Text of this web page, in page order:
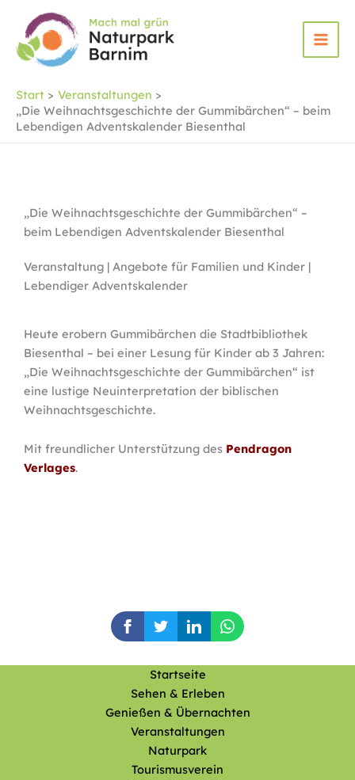
Inhalt
springen
Start
Veranstaltungen
„Die Weihnachtsgeschichte der Gummibärchen“ – beim
Lebendigen Adventskalender Biesenthal
„Die Weihnachtsgeschichte der Gummibärchen“ –
beim Lebendigen Adventskalender Biesenthal
Veranstaltung | Angebote für Familien und Kinder |
Lebendiger Adventskalender
Heute erobern Gummibärchen die Stadtbibliothek
Biesenthal – bei einer Lesung für Kinder ab 3 Jahren:
„Die Weihnachtsgeschichte der Gummibärchen“ ist
eine lustige Neuinterpretation der biblischen
Weihnachtsgeschichte.
Mit freundlicher Unterstützung des Pendragon
Verlages.
Startseite
Sehen & Erleben
Genießen & Übernachten
Veranstaltungen
Naturpark
Tourismusverein